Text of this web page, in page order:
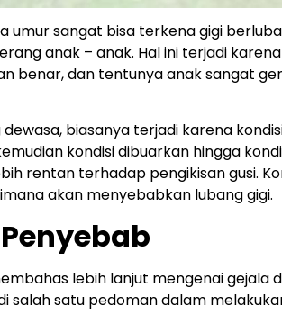
umur sangat bisa terkena gigi
anak – anak. Hal ini terjadi
benar, dan tentunya anak sangat
biasanya terjadi karena
kondisi dibuarkan hingga
rentan terhadap pengikisan gusi.
akan menyebabkan lubang gigi.
lebih lanjut mengenai gejala
salah satu pedoman dalam